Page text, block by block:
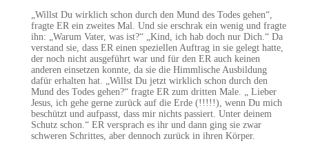
„Willst Du wirklich schon durch den Mund des Todes gehen“,
fragte ER ein zweites Mal. Und sie erschrak ein wenig und fragte
ihn: „Warum Vater, was ist?“ „Kind, ich hab doch nur Dich.“ Da
verstand sie, dass ER einen speziellen Auftrag in sie gelegt hatte,
der noch nicht ausgeführt war und für den ER auch keinen
anderen einsetzen konnte, da sie die Himmlische Ausbildung
dafür erhalten hat. „Willst Du jetzt wirklich schon durch den
Mund des Todes gehen?“ fragte ER zum dritten Male. „ Lieber
Jesus, ich gehe gerne zurück auf die Erde (!!!!!), wenn Du mich
beschützt und aufpasst, dass mir nichts passiert. Unter deinem
Schutz schon.“ ER versprach es ihr und dann ging sie zwar
schweren Schrittes, aber dennoch zurück in ihren Körper.